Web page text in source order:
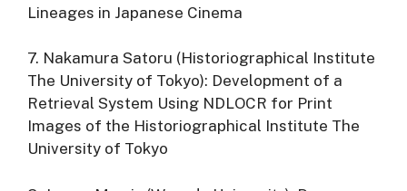
Lineages in Japanese Cinema
7. Nakamura Satoru (Historiographical Institute
The University of Tokyo): Development of a
Retrieval System Using NDLOCR for Print
Images of the Historiographical Institute The
University of Tokyo